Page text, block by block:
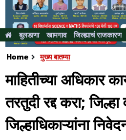
बुलडाणा खामगाव जिल्ह्याचं राजकारण
Home मुख्य बातम्या
माहितीच्या अधिकार
तरतुदी रद्द करा;
जिल्हाधिकाऱ्यांना